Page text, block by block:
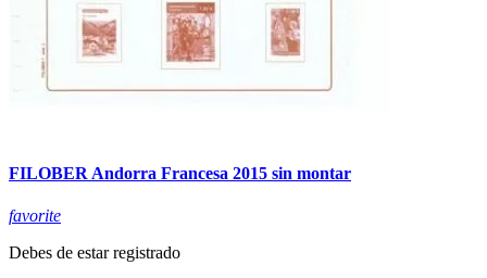
FILOBER Andorra Francesa 2015 sin montar
favorite
Debes de estar registrado